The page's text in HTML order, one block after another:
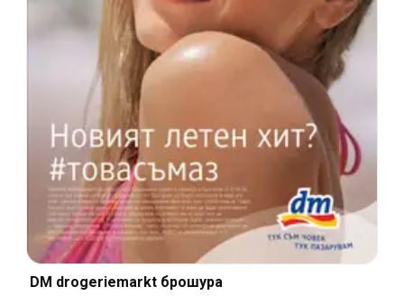
DM drogeriemarkt брошура